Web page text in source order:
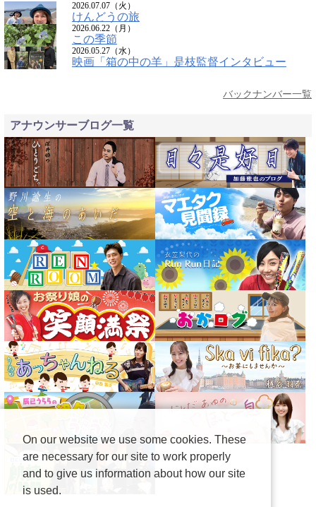
2026.07.07（火）
けんどうの旅
2026.06.22（月）
この季節
2026.05.27（水）
映画「箱の中の羊」是枝監督インタビュー
バックナンバー一覧
アナウンサーブログ一覧
On our website we use some cookies. These
are necessary for our site to work properly
and to give us information about how our site
is used.